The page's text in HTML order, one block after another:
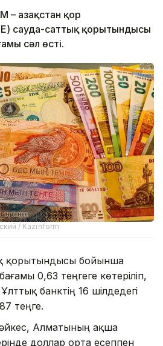
Қазақстан қор
сауда-саттық қорытындысы
сәл өсті.
/ Kazinform
қорытындысы бойынша
0,63 теңгеге көтеріліп,
банктің 16 шілдедегі
теңге.
Алматының ақша
доллар орта есеппен